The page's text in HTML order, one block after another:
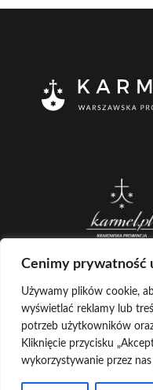
Cenimy prywatność
Używamy plików cookie,
wyświetlać reklamy lub
potrzeb użytkowników
Kliknięcie przycisku
wykorzystywanie przez
CREATED BY
COPYRIGHT ©
KONTAKT Z